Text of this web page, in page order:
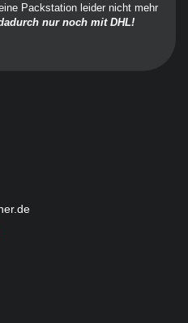
Packstation leider nicht mehr
nur noch mit DHL!